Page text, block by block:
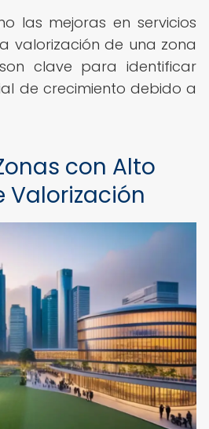
las mejoras en servicios
valorización de una zona
clave para identificar
de crecimiento debido a
con Alto
Valorización